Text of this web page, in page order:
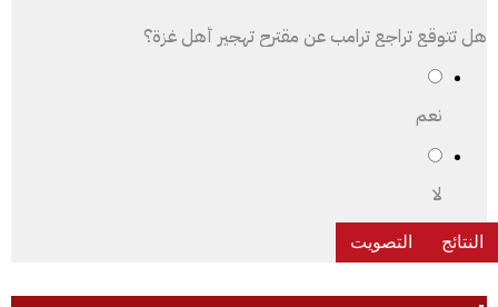
هل تتوقع تراجع ترامب عن مقترح تهجير أهل غزة؟
نعم
لا